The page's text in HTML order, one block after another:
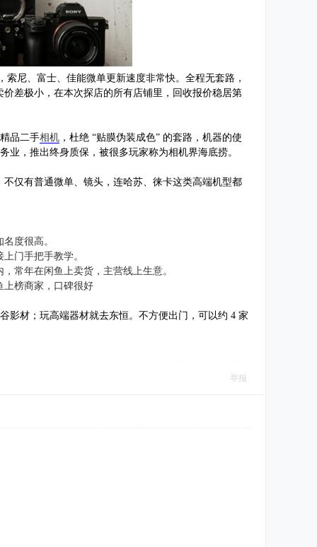
尼、富士、佳能微单更新速度非常快。全程无套路，
差极小，在本次探店的所有店铺里，回收报价稳居第
品二手相机 ，杜绝 “贴膜伪装成色” 的套路，机器的使
，推出终身质保，被很多玩家称为相机界海底捞。
仅有普通微单、镜头，连哈苏、徕卡这类高端机型都
度很高。
门手把手教学。
常年在闲鱼上卖货，主营线上生意。
上榜商家，口碑很好
影材；玩高端器材就去东恒。不方便出门，可以约 4 家
举报